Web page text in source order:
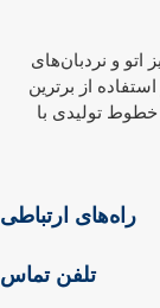
و نردبان‌های
از برترین
تولیدی با
راه‌های ارتباطی
تلفن تماس